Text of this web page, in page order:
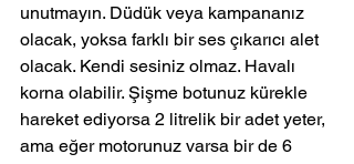
unutmayın. Düdük veya kampananız
olacak, yoksa farklı bir ses çıkarıcı alet
olacak. Kendi sesiniz olmaz. Havalı
korna olabilir. Şişme botunuz kürekle
hareket ediyorsa 2 litrelik bir adet yeter,
ama eğer motorunuz varsa bir de 6